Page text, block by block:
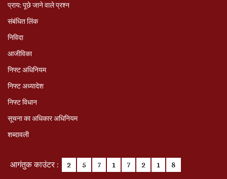
प्राय: पूछे जाने वाले प्रश्‍न
संबंधित लिंक
निविदा
आजीविका
निफ्ट अधिनियम
निफ्ट अध्‍यादेश
निफ्ट विधान
सूचना का अधिकार अधिनियम
शब्दावली
आगंतुक काउंटर : 2 5 7 1 7 2 1 8